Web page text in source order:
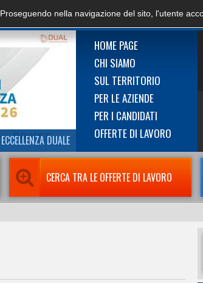
DUALE
HOME PAGE
CHI SIAMO
SUL TERRITORIO
PER LE AZIENDE
PER I CANDIDATI
OFFERTE DI LAVORO
CERCA TRA LE OFFERTE DI LAVORO
nella navigazione del sito, l'utente